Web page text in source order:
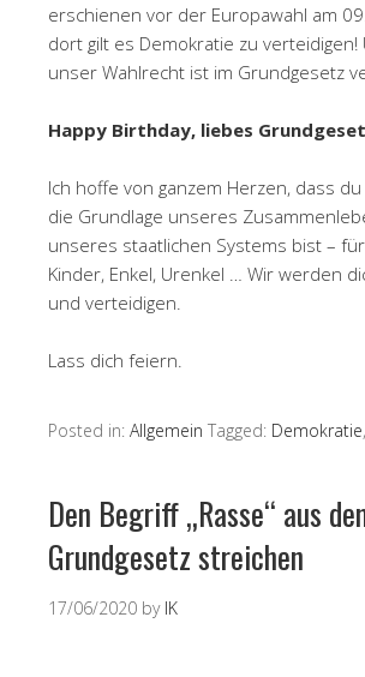
erschienen vor der Europawahl am
dort gilt es Demokratie zu verteidigen!
unser Wahlrecht ist im Grundgesetz
Happy Birthday, liebes
Ich hoffe von ganzem Herzen, dass
die Grundlage unseres
unseres staatlichen Systems bist –
Kinder, Enkel, Urenkel … Wir werden
und verteidigen.
Lass dich feiern.
Posted in: Allgemein Tagged: Demokratie,
Den Begriff „Rasse“ aus
Grundgesetz streichen
17/06/2020 by IK